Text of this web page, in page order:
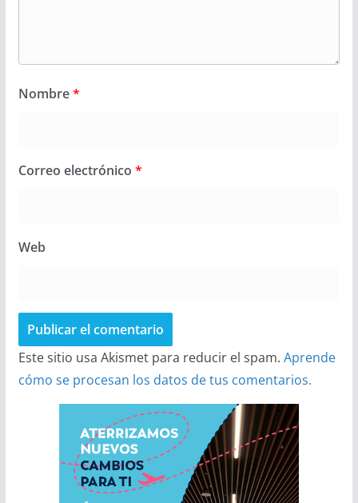
Nombre*
Correo electrónico *
Web
Este sitio usa Akismet para reducir el spam. Aprende
cómo se procesan los datos de tus comentarios.